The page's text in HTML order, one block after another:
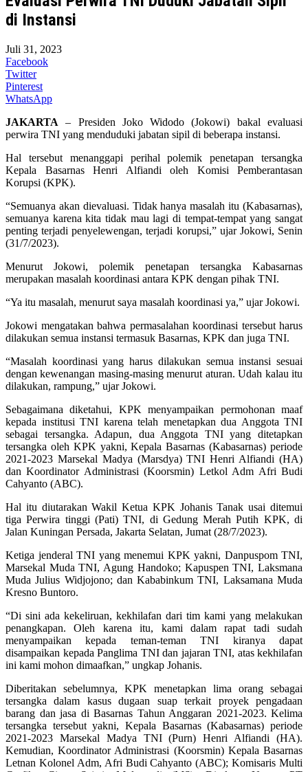
di Instansi
Juli 31, 2023
Facebook
Twitter
Pinterest
WhatsApp
JAKARTA – Presiden Joko Widodo (Jokowi) bakal evaluasi
perwira TNI yang menduduki jabatan sipil di beberapa instansi.
Hal tersebut menanggapi perihal polemik penetapan tersangka
Kepala Basarnas Henri Alfiandi oleh Komisi Pemberantasan
Korupsi (KPK).
“Semuanya akan dievaluasi. Tidak hanya masalah itu (Kabasarnas),
semuanya karena kita tidak mau lagi di tempat-tempat yang sangat
penting terjadi penyelewengan, terjadi korupsi,” ujar Jokowi, Senin
(31/7/2023).
Menurut Jokowi, polemik penetapan tersangka Kabasarnas
merupakan masalah koordinasi antara KPK dengan pihak TNI.
“Ya itu masalah, menurut saya masalah koordinasi ya,” ujar Jokowi.
Jokowi mengatakan bahwa permasalahan koordinasi tersebut harus
dilakukan semua instansi termasuk Basarnas, KPK dan juga TNI.
“Masalah koordinasi yang harus dilakukan semua instansi sesuai
dengan kewenangan masing-masing menurut aturan. Udah kalau itu
dilakukan, rampung,” ujar Jokowi.
Sebagaimana diketahui, KPK menyampaikan permohonan maaf
kepada institusi TNI karena telah menetapkan dua Anggota TNI
sebagai tersangka. Adapun, dua Anggota TNI yang ditetapkan
tersangka oleh KPK yakni, Kepala Basarnas (Kabasarnas) periode
2021-2023 Marsekal Madya (Marsdya) TNI Henri Alfiandi (HA)
dan Koordinator Administrasi (Koorsmin) Letkol Adm Afri Budi
Cahyanto (ABC).
Hal itu diutarakan Wakil Ketua KPK Johanis Tanak usai ditemui
tiga Perwira tinggi (Pati) TNI, di Gedung Merah Putih KPK, di
Jalan Kuningan Persada, Jakarta Selatan, Jumat (28/7/2023).
Ketiga jenderal TNI yang menemui KPK yakni, Danpuspom TNI,
Marsekal Muda TNI, Agung Handoko; Kapuspen TNI, Laksmana
Muda Julius Widjojono; dan Kababinkum TNI, Laksamana Muda
Kresno Buntoro.
“Di sini ada kekeliruan, kekhilafan dari tim kami yang melakukan
penangkapan. Oleh karena itu, kami dalam rapat tadi sudah
menyampaikan kepada teman-teman TNI kiranya dapat
disampaikan kepada Panglima TNI dan jajaran TNI, atas kekhilafan
ini kami mohon dimaafkan,” ungkap Johanis.
Diberitakan sebelumnya, KPK menetapkan lima orang sebagai
tersangka dalam kasus dugaan suap terkait proyek pengadaan
barang dan jasa di Basarnas Tahun Anggaran 2021-2023. Kelima
tersangka tersebut yakni, Kepala Basarnas (Kabasarnas) periode
2021-2023 Marsekal Madya TNI (Purn) Henri Alfiandi (HA).
Kemudian, Koordinator Administrasi (Koorsmin) Kepala Basarnas
Letnan Kolonel Adm, Afri Budi Cahyanto (ABC); Komisaris Multi